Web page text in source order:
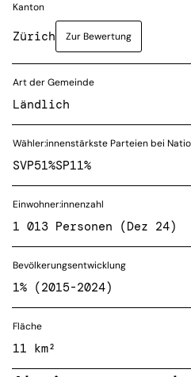
Kanton
Zürich Zur Bewertung
Art der Gemeinde
Ländlich
Wähler:innenstärkste Parteien bei
SVP51%SP11%
Einwohner:innenzahl
1 013 Personen (Dez 24)
Bevölkerungsentwicklung
1% (2015-2024)
Fläche
11 km²